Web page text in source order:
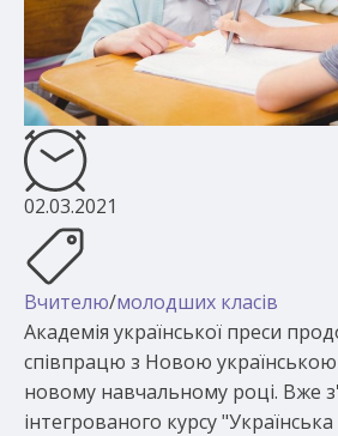
02.03.2021
Вчителю/молодших класів
Академія української преси
співпрацю з Новою
новому навчальному році. Вже
інтегрованого курсу